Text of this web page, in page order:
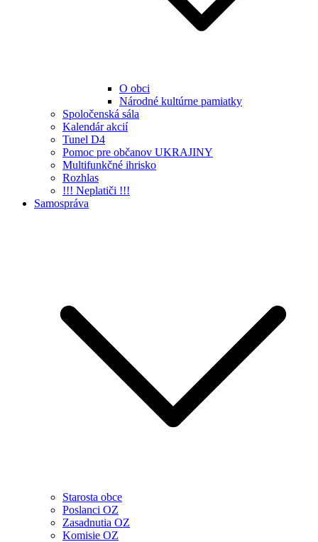
O obci
Národné kultúrne pamiatky
Spoločenská sála
Kalendár akcií
Tunel D4
Pomoc pre občanov UKRAJINY
Multifunkčné ihrisko
Rozhlas
!!! Neplatiči !!!
Samospráva
Starosta obce
Poslanci OZ
Zasadnutia OZ
Komisie OZ